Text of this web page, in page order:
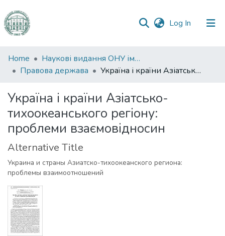
Log In (current)
Communities
&
All of DSpace
Statistics
Home
Наукові видання ОНУ імені І. І. Мечникова
Правова держава
Україна і країни Азіатсько-тихоокеанського регіону: проблеми взаємовідносин
Україна і країни Азіатсько-
тихоокеанського регіону:
проблеми взаємовідносин
Alternative Title
Украина и страны Азиатско-тихоокеанского региона:
проблемы взаимоотношений